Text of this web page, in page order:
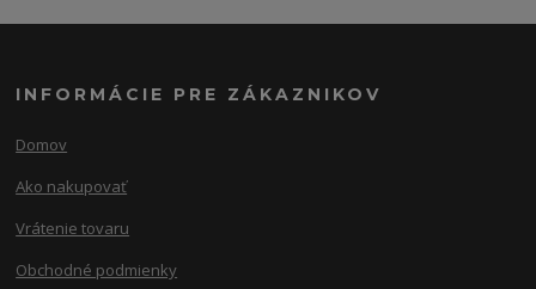
INFORMÁCIE PRE ZÁKAZNIKOV
Domov
Ako nakupovať
Vrátenie tovaru
Obchodné podmienky